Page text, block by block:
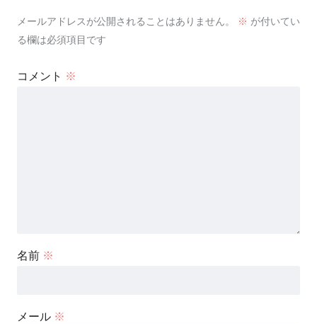
メールアドレスが公開されることはありません。 ※ が付いてい
る欄は必須項目です
コメント ※
名前 ※
メール ※